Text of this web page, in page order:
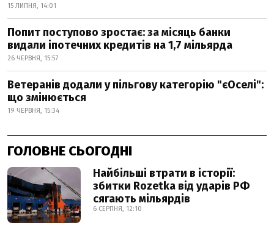
15 ЛИПНЯ, 14:01
Попит поступово зростає: за місяць банки
видали іпотечних кредитів на 1,7 мільярда
26 ЧЕРВНЯ, 15:57
Ветеранів додали у пільгову категорію "єОселі":
що змінюється
19 ЧЕРВНЯ, 15:34
ГОЛОВНЕ СЬОГОДНІ
Найбільші втрати в історії:
збитки Rozetka від ударів РФ
сягають мільярдів
6 СЕРПНЯ, 12:10